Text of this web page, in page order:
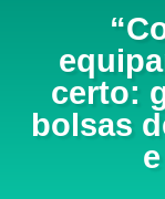
certo:
bolsas